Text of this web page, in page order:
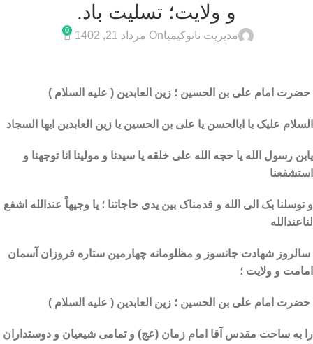
و ولایت؛ تسلیت باد.
مدیریت نانوکیمیاOn مرداد 21, 1402 0
حضرت امام علی بن الحسین ؛ زین العابدین ( علیه السلام )
السلام علیک یا ابالحسن یا علی بن الحسین یا زین العابدین ایها السجاد
یابن رسول الله یا حجه الله علی خلقه یا سیدنا و مولینا انا توجهنا و
استشفعنا
و توسلنا بک الی الله و قدمناک بین یدی حاجاتنا ؛ یا وجیهاً عندالله اشفع
لناعندالله
سالروز شهادت جانسوز و مظلومانه چهارمین ستاره فروزان آسمان
امامت و ولایت ؛
حضرت امام علی بن الحسین ؛ زین العابدین ( علیه السلام )
را به ساحت مقدس آقا امام زمان (عج) و تمامی شیعیان و دوستداران